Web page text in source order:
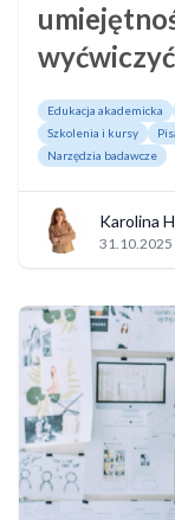
wyćwiczyć
Edukacja akademicka
Szkolenia i kursy
Narzędzia badawcze
Karolina
31.10.2025